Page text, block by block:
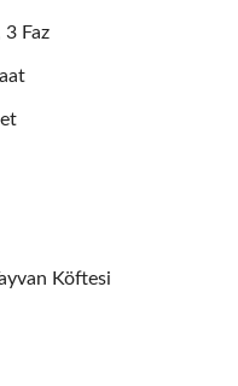
Faz
Köftesi